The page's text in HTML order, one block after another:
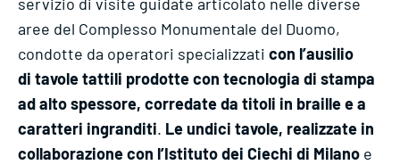
aree del Complesso Monumentale del Duomo,
condotte da operatori specializzati con l’ausilio
di tavole tattili prodotte con tecnologia di stampa
ad alto spessore, corredate da titoli in braille e a
caratteri ingranditi. Le undici tavole, realizzate in
collaborazione con l’Istituto dei Ciechi di Milano e